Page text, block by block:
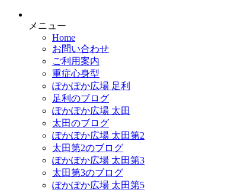
メニュー
Home
お問い合わせ
ご利用案内
重症心身型
ぽかぽか広場 足利
足利のブログ
ぽかぽか広場 太田
太田のブログ
ぽかぽか広場 太田第2
太田第2のブログ
ぽかぽか広場 太田第3
太田第3のブログ
ぽかぽか広場 太田第5